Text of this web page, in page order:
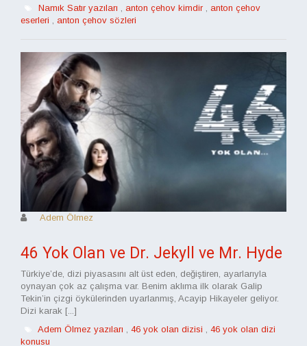
Namık Satır yazıları , anton çehov kimdir, anton çehov
eserleri , anton çehov sözleri
Adem Ölmez
46 Yok Olan ve Dr. Jekyll ve Mr. Hyde
Türkiye’de, dizi piyasasını alt üst eden, değiştiren, ayarlarıyla
oynayan çok az çalışma var. Benim aklıma ilk olarak Galip
Tekin’in çizgi öykülerinden uyarlanmış, Acayip Hikayeler geliyor.
Dizi karak [...]
Adem Ölmez yazıları
46 yok olan dizisi
46 yok olan dizi
konusu